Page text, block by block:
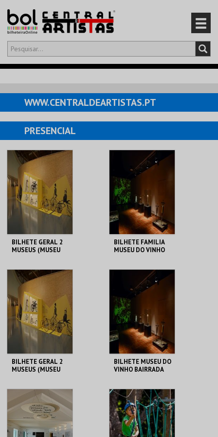
Olá,iniciar sessão
CARRINHO
EVENTOS
CARTÕES
PRODUTOS
WWW.CENTRALDEARTISTAS.PT
PRESENCIAL
BILHETE GERAL 2
MUSEUS (MUSEU
DUAS RODAS)
MUSEU DO VINHO
BAIRRADA
MAIS INFO
COMPRAR
BILHETE FAMILIA
MUSEU DO VINHO
MUSEU DO VINHO
BAIRRADA
MAIS INFO
COMPRAR
BILHETE GERAL 2
MUSEUS (MUSEU
DUAS RODAS)
MUSEU DO VINHO
BAIRRADA
MAIS INFO
BILHETE MUSEU DO
VINHO BAIRRADA
MUSEU DO VINHO
BAIRRADA
MAIS INFO